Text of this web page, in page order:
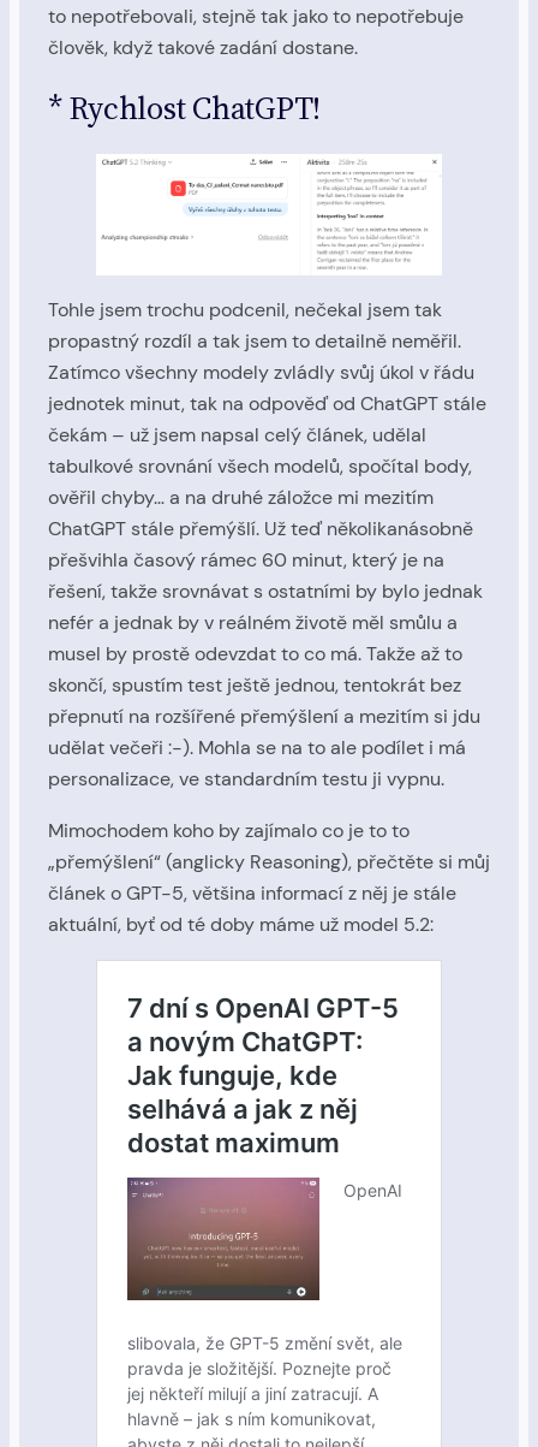
to nepotřebovali, stejně tak jako to nepotřebuje
člověk, když takové zadání dostane.
* Rychlost ChatGPT!
Tohle jsem trochu podcenil, nečekal jsem tak
propastný rozdíl a tak jsem to detailně neměřil.
Zatímco všechny modely zvládly svůj úkol v řádu
jednotek minut, tak na odpověď od ChatGPT stále
čekám – už jsem napsal celý článek, udělal
tabulkové srovnání všech modelů, spočítal body,
ověřil chyby… a na druhé záložce mi mezitím
ChatGPT stále přemýšlí. Už teď několikanásobně
přešvihla časový rámec 60 minut, který je na
řešení, takže srovnávat s ostatními by bylo jednak
nefér a jednak by v reálném životě měl smůlu a
musel by prostě odevzdat to co má. Takže až to
skončí, spustím test ještě jednou, tentokrát bez
přepnutí na rozšířené přemýšlení a mezitím si jdu
udělat večeři :-). Mohla se na to ale podílet i má
personalizace, ve standardním testu ji vypnu.
Mimochodem koho by zajímalo co je to to
„přemýšlení“ (anglicky Reasoning), přečtěte si můj
článek o GPT-5, většina informací z něj je stále
aktuální, byť od té doby máme už model 5.2: